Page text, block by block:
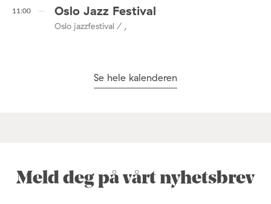
11:00 Oslo Jazz Festival
Oslo jazzfestival / ,
Se hele kalenderen
Meld deg på vårt nyhetsbrev